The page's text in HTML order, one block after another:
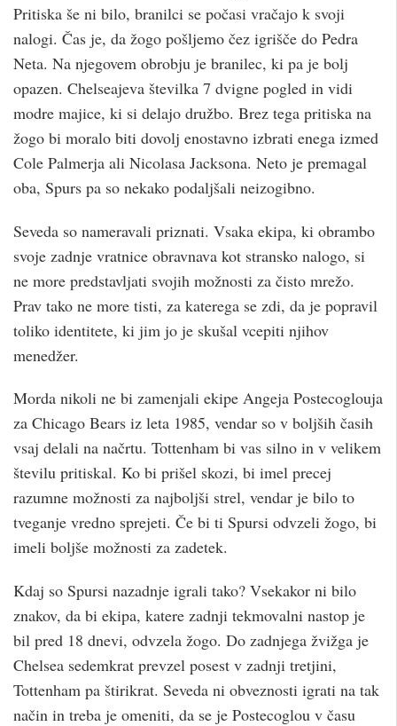
Pritiska še ni bilo, branilci se počasi vračajo k svoji
nalogi. Čas je, da žogo pošljemo čez igrišče do Pedra
Neta. Na njegovem obrobju je branilec, ki pa je bolj
opazen. Chelseajeva številka 7 dvigne pogled in vidi
modre majice, ki si delajo družbo. Brez tega pritiska na
žogo bi moralo biti dovolj enostavno izbrati enega izmed
Cole Palmerja ali Nicolasa Jacksona. Neto je premagal
oba, Spurs pa so nekako podaljšali neizogibno.
Seveda so nameravali priznati. Vsaka ekipa, ki obrambo
svoje zadnje vratnice obravnava kot stransko nalogo, si
ne more predstavljati svojih možnosti za čisto mrežo.
Prav tako ne more tisti, za katerega se zdi, da je popravil
toliko identitete, ki jim jo je skušal vcepiti njihov
menedžer.
Morda nikoli ne bi zamenjali ekipe Angeja Postecoglouja
za Chicago Bears iz leta 1985, vendar so v boljših časih
vsaj delali na načrtu. Tottenham bi vas silno in v velikem
številu pritiskal. Ko bi prišel skozi, bi imel precej
razumne možnosti za najboljši strel, vendar je bilo to
tveganje vredno sprejeti. Če bi ti Spursi odvzeli žogo, bi
imeli boljše možnosti za zadetek.
Kdaj so Spursi nazadnje igrali tako? Vsekakor ni bilo
znakov, da bi ekipa, katere zadnji tekmovalni nastop je
bil pred 18 dnevi, odvzela žogo. Do zadnjega žvižga je
Chelsea sedemkrat prevzel posest v zadnji tretjini,
Tottenham pa štirikrat. Seveda ni obveznosti igrati na tak
način in treba je omeniti, da se je Postecoglou v času